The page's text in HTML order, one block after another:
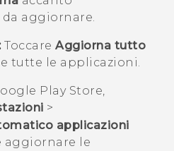
aggiornare.
Toccare Aggiorna tutto
tutte le applicazioni.
Play Store
>
applicazioni
aggiornare le